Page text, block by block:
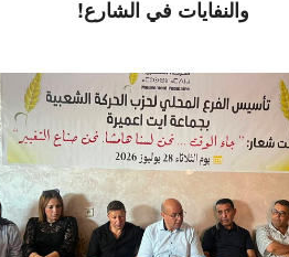
والنفايات في الشارع!